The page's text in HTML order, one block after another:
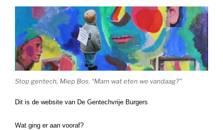
Stop gentech, Miep Bos. “Mam wat eten we vandaag?”
Dit is de website van De Gentechvrije Burgers
Wat ging er aan vooraf?